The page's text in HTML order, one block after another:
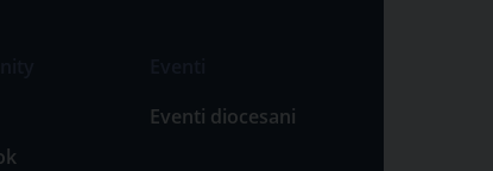
Eventi diocesani